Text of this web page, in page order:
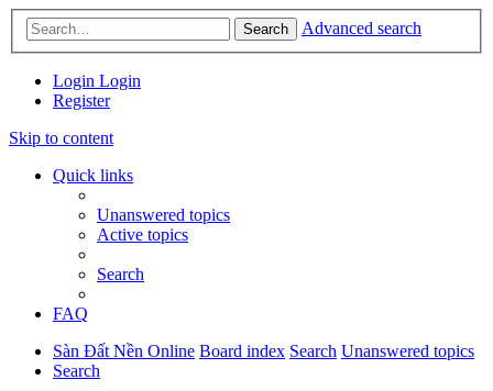
Search Advanced search
Login Login
Register
Skip to content
Quick links
Unanswered topics
Active topics
Search
FAQ
Sàn Đất Nền Online Board index Search Unanswered topics
Search